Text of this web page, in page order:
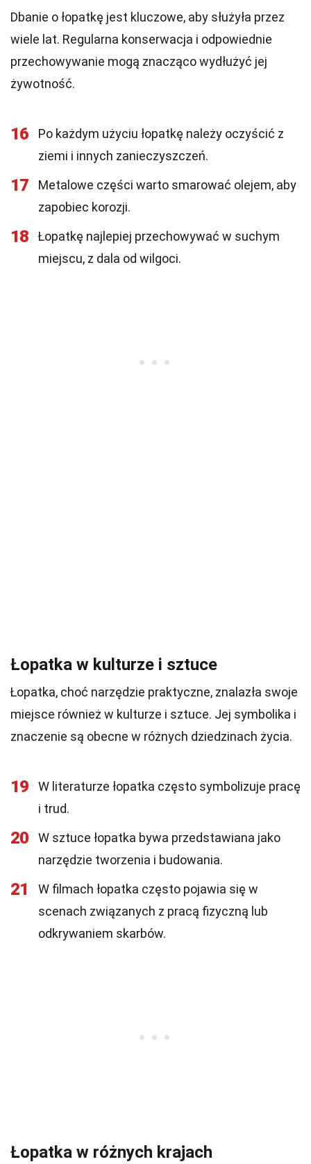
Dbanie o łopatkę jest kluczowe, aby służyła przez
wiele lat. Regularna konserwacja i odpowiednie
przechowywanie mogą znacząco wydłużyć jej
żywotność.
16
Po każdym użyciu łopatkę należy oczyścić z
ziemi i innych zanieczyszczeń.
17
Metalowe części warto smarować olejem, aby
zapobiec korozji.
18
Łopatkę najlepiej przechowywać w suchym
miejscu, z dala od wilgoci.
Łopatka w kulturze i sztuce
Łopatka, choć narzędzie praktyczne, znalazła swoje
miejsce również w kulturze i sztuce. Jej symbolika i
znaczenie są obecne w różnych dziedzinach życia.
19
W literaturze łopatka często symbolizuje pracę
i trud.
20
W sztuce łopatka bywa przedstawiana jako
narzędzie tworzenia i budowania.
21
W filmach łopatka często pojawia się w
scenach związanych z pracą fizyczną lub
odkrywaniem skarbów.
Łopatka w różnych krajach